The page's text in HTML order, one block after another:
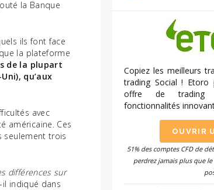
la Banque
ils font face
la plateforme
de la plupart
qu’aux
avec
américaine. Ces
seulement trois
différences sur
il indiqué dans
Copiez les meilleurs
trading Social !
offre de trading
fonctionnalités
OUVRIR
51% des comptes CFD de
perdrez jamais plus que